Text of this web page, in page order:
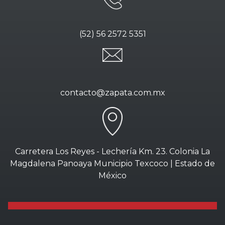
(52) 56 2572 5351
contacto@zapata.com.mx
Carretera Los Reyes - Lechería Km. 23. Colonia La
Magdalena Panoaya Municipio Texcoco | Estado de
México